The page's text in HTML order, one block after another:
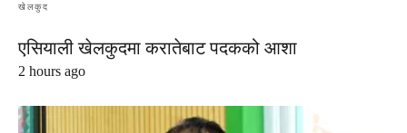
खेलकुद
एसियाली खेलकुदमा करातेबाट पदकको आशा
2 hours ago